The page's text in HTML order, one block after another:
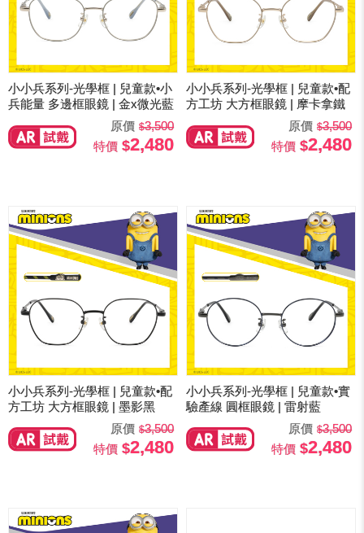
小小兵系列-光學框 | 兒童款•小
兵能量 多邊框眼鏡 | 金x微光藍
原價
3,500
特價
2,480
小小兵系列-光學框 | 兒童款•配
方工坊 大方框眼鏡 | 摩卡拿鐵
原價
3,500
特價
2,480
小小兵系列-光學框 | 兒童款•配
方工坊 大方框眼鏡 | 墨影黑
原價
3,500
特價
2,480
小小兵系列-光學框 | 兒童款•實
驗產線 圓框眼鏡 | 雷射藍
原價
3,500
特價
2,480